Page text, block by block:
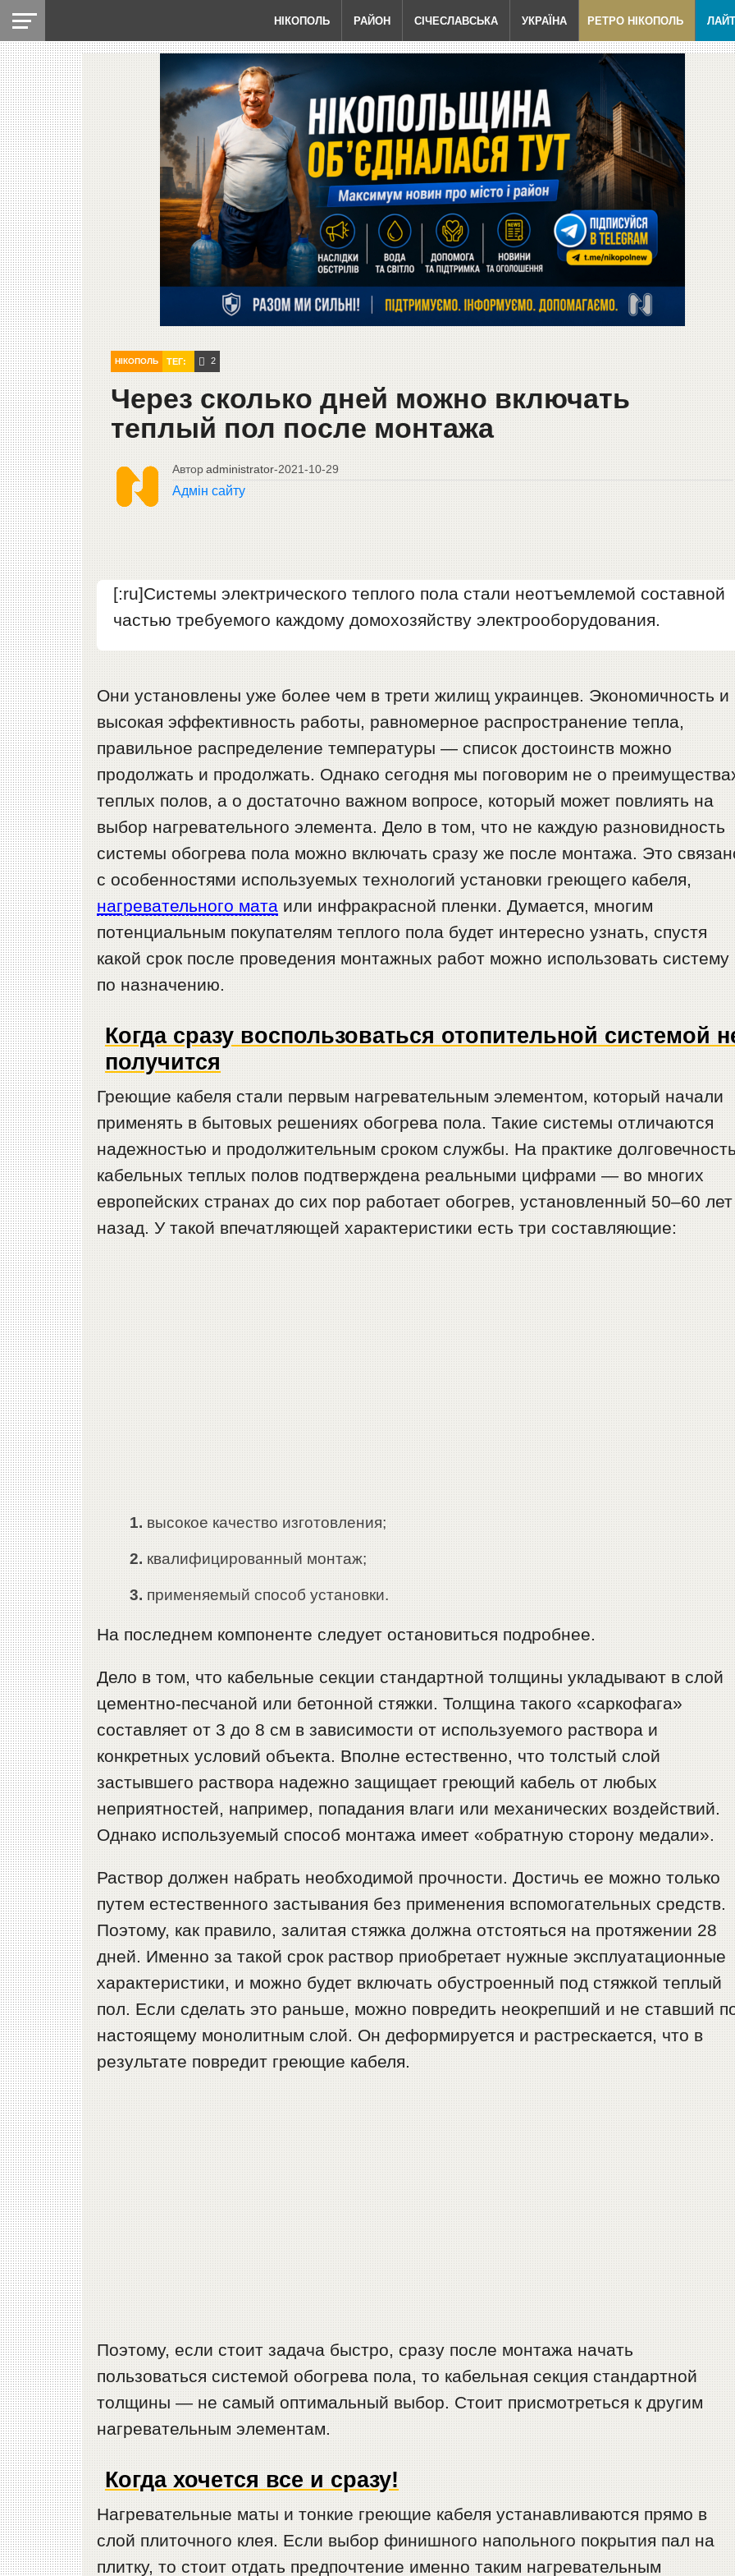
НІКОПОЛЬ РАЙОН СІЧЕСЛАВСЬКА УКРАЇНА РЕТРО НІКОПОЛЬ ЛАЙТ
НІКОПОЛЬ ТЕГ: 2
Через сколько дней можно включать
теплый пол после монтажа
Автор administrator-2021-10-29
Адмін сайту
[:ru]Системы электрического теплого пола стали неотъемлемой составной
частью требуемого каждому домохозяйству электрооборудования.
Они установлены уже более чем в трети жилищ украинцев. Экономичность и
высокая эффективность работы, равномерное распространение тепла,
правильное распределение температуры — список достоинств можно
продолжать и продолжать. Однако сегодня мы поговорим не о
теплых полов, а о достаточно важном вопросе, который может повлиять на
выбор нагревательного элемента. Дело в том, что не каждую разновидность
системы обогрева пола можно включать сразу же после монтажа. Это
с особенностями используемых технологий установки греющего кабеля,
нагревательного мата или инфракрасной пленки. Думается, многим
потенциальным покупателям теплого пола будет интересно узнать, спустя
какой срок после проведения монтажных работ можно использовать систему
по назначению.
Когда сразу воспользоваться отопительной системой
получится
Греющие кабеля стали первым нагревательным элементом, который начали
применять в бытовых решениях обогрева пола. Такие системы отличаются
надежностью и продолжительным сроком службы. На практике долговечность
кабельных теплых полов подтверждена реальными цифрами — во многих
европейских странах до сих пор работает обогрев, установленный 50–60 лет
назад. У такой впечатляющей характеристики есть три составляющие:
высокое качество изготовления;
квалифицированный монтаж;
применяемый способ установки.
На последнем компоненте следует остановиться подробнее.
Дело в том, что кабельные секции стандартной толщины укладывают в слой
цементно-песчаной или бетонной стяжки. Толщина такого «саркофага»
составляет от 3 до 8 см в зависимости от используемого раствора и
конкретных условий объекта. Вполне естественно, что толстый слой
застывшего раствора надежно защищает греющий кабель от любых
неприятностей, например, попадания влаги или механических воздействий.
Однако используемый способ монтажа имеет «обратную сторону медали».
Раствор должен набрать необходимой прочности. Достичь ее можно только
путем естественного застывания без применения вспомогательных средств.
Поэтому, как правило, залитая стяжка должна отстояться на протяжении 28
дней. Именно за такой срок раствор приобретает нужные эксплуатационные
характеристики, и можно будет включать обустроенный под стяжкой теплый
пол. Если сделать это раньше, можно повредить неокрепший и не ставший
настоящему монолитным слой. Он деформируется и растрескается, что в
результате повредит греющие кабеля.
Поэтому, если стоит задача быстро, сразу после монтажа начать
пользоваться системой обогрева пола, то кабельная секция стандартной
толщины — не самый оптимальный выбор. Стоит присмотреться к другим
нагревательным элементам.
Когда хочется все и сразу!
Нагревательные маты и тонкие греющие кабеля устанавливаются прямо в
слой плиточного клея. Если выбор финишного напольного покрытия пал на
плитку, то стоит отдать предпочтение именно таким нагревательным